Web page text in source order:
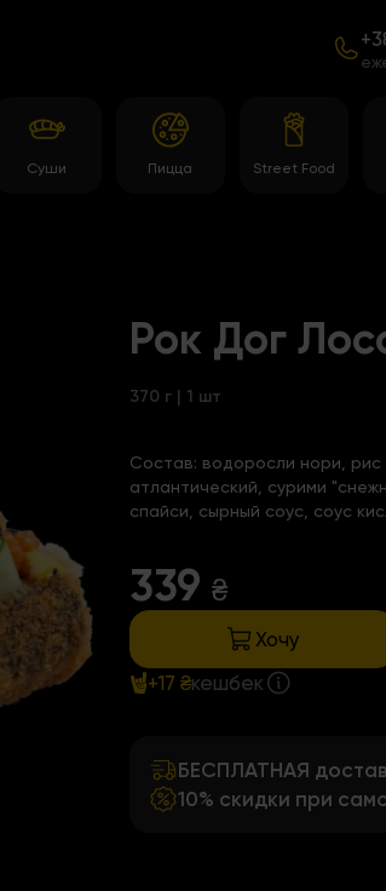
Суши Пицца Street Food
Рок Дог
370 г | 1 шт
Состав: водоросли нори, рис
атлантический, сурими
спайси, сырный соус, соус
339 ₴
Хочу
+17 ₴кешбек
БЕСПЛАТНАЯ
10% скидки при